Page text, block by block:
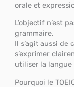
orale et
L’objectif n’est
grammaire.
Il s’agit aussi de
s’exprimer
utiliser la langue
Pourquoi le